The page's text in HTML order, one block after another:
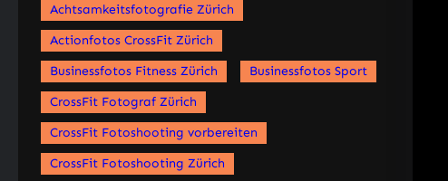
Achtsamkeitsfotografie Zürich
Actionfotos CrossFit Zürich
Businessfotos Fitness Zürich
Businessfotos Sport
CrossFit Fotograf Zürich
CrossFit Fotoshooting vorbereiten
CrossFit Fotoshooting Zürich